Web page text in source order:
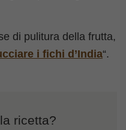
di pulitura della frutta,
i fichi d’India“.
ricetta?